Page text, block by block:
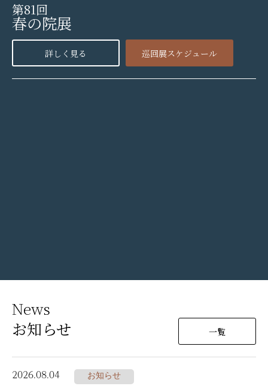
第81回
春の院展
詳しく見る 巡回展スケジュール
News
お知らせ
一覧
2026.08.04
お知らせ